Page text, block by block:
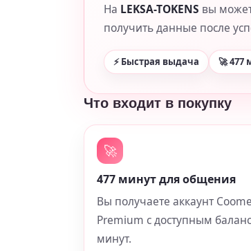
На LEKSA-TOKENS вы
получить данные после
⚡ Быстрая выдача 🚀 477
Что входит в покупку
🚀
477 минут для общения
Вы получаете аккаунт
Premium с доступным
минут.